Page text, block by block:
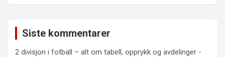
Siste kommentarer
2 divisjon i fotball – alt om tabell, opprykk og avdelinger -